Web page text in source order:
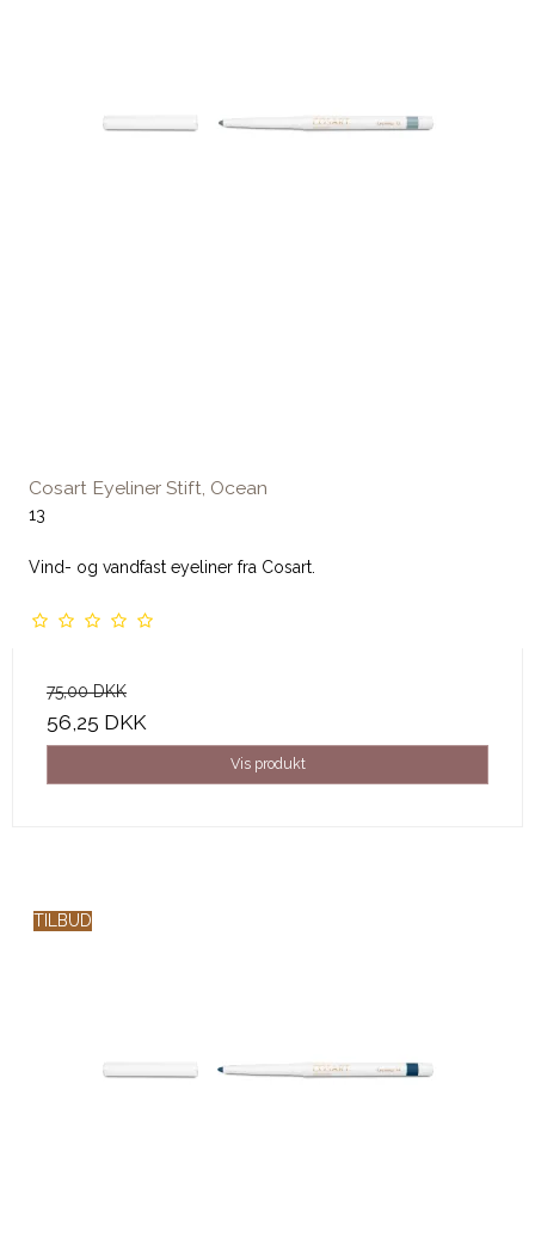
Cosart Eyeliner Stift, Ocean
13
Vind- og vandfast eyeliner fra Cosart.
75,00 DKK
56,25 DKK
Vis produkt
TILBUD